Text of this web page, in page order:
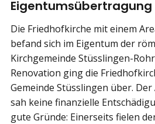
Eigentumsübertragung
Die Friedhofkirche mit einem
befand sich im Eigentum der
Kirchgemeinde Stüsslingen-
Renovation ging die
Gemeinde Stüsslingen über.
sah keine finanzielle
gute Gründe: Einerseits fielen